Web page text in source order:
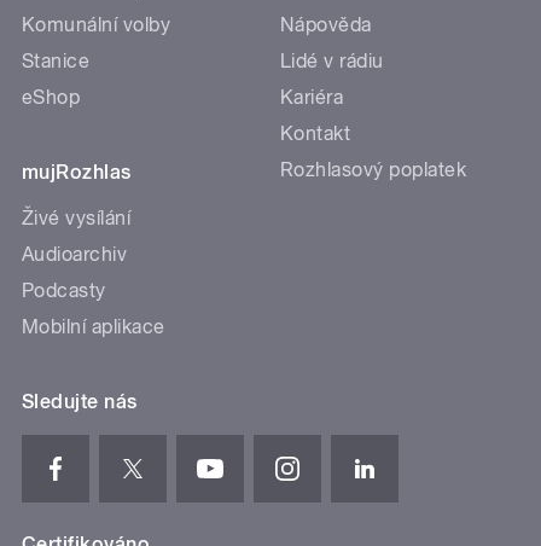
Komunální volby
Stanice
eShop
mujRozhlas
Živé vysílání
Audioarchiv
Podcasty
Mobilní aplikace
Nápověda
Lidé v rádiu
Kariéra
Kontakt
Rozhlasový poplatek
Sledujte nás